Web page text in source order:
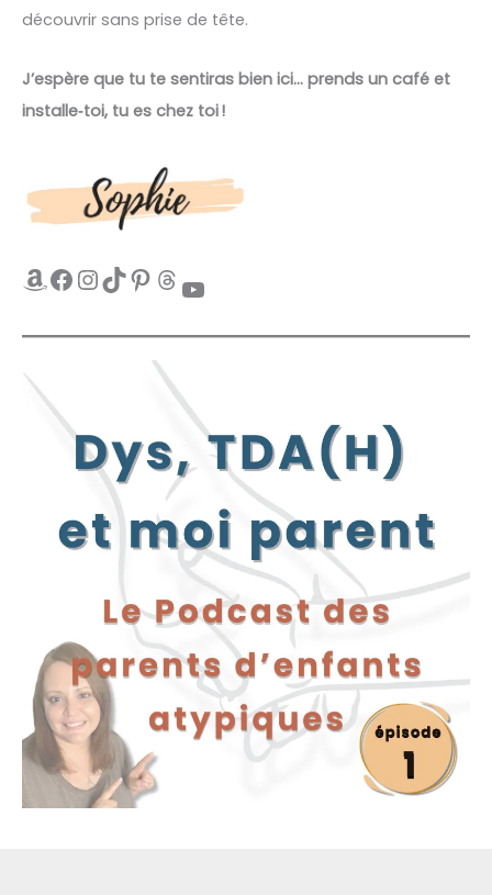
découvrir sans prise de tête.
J’espère que tu te sentiras bien ici… prends un café et
installe‑toi, tu es chez toi !
Amazon Facebook InstagramTikTok Pinterest Threads YouTube